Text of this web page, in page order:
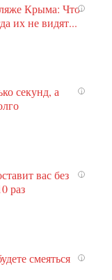
i
Крыма: Что
их не видят...
i
секунд, а
i
вас без
раз
i
смеяться